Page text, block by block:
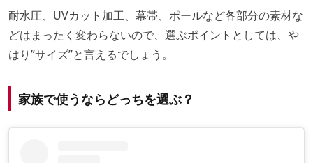
耐水圧、UVカット加工、幕帯、ポールなど各部分の素材な
どはまったく変わらないので、選ぶポイントとしては、や
はり”サイズ”と言えるでしょう。
家族で使うならどっちを選ぶ？